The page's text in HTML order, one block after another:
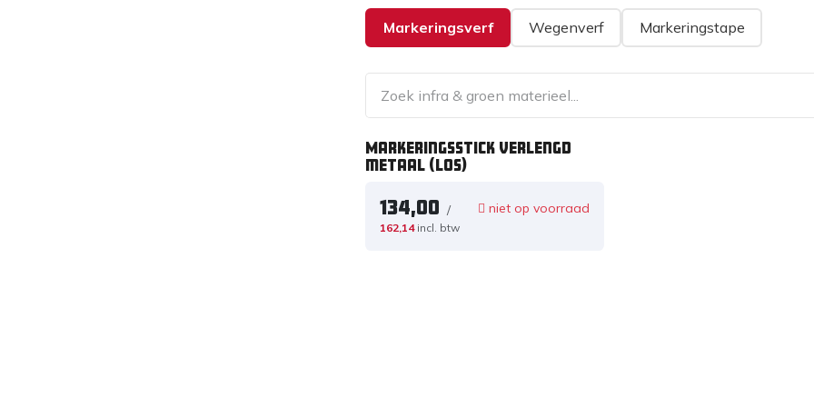
Markeringsverf Wegenverf Markeringstape
Markeringsstick verlengd
metaal (los)
134,00 /
162,14 incl. btw
niet op voorraad